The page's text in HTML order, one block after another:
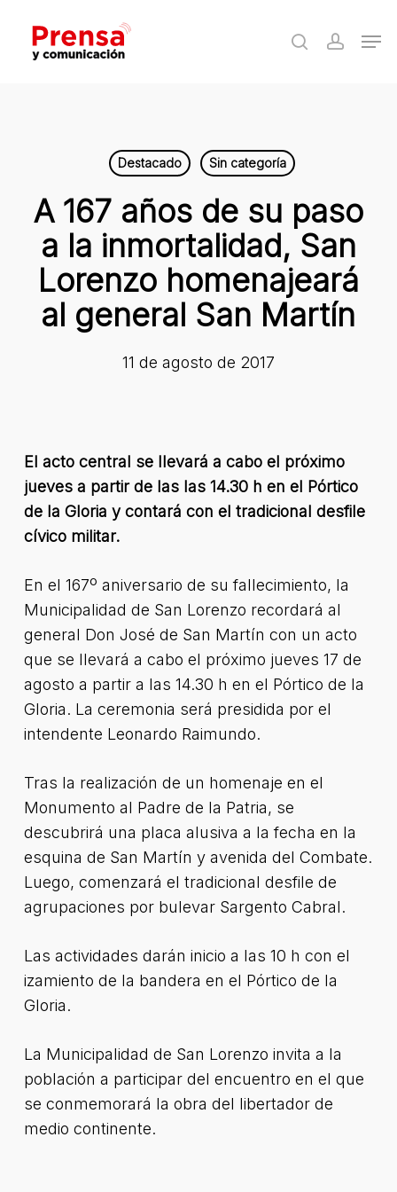
main
search
Destacado Sin categoría
A 167 años de su paso
a la inmortalidad, San
Lorenzo homenajeará
al general San Martín
11 de agosto de 2017
El acto central se llevará a cabo el próximo
jueves a partir de las las 14.30 h en el Pórtico
de la Gloria y contará con el tradicional desfile
cívico militar.
En el 167º aniversario de su fallecimiento, la
Municipalidad de San Lorenzo recordará al
general Don José de San Martín con un acto
que se llevará a cabo el próximo jueves 17 de
agosto a partir a las 14.30 h en el Pórtico de la
Gloria. La ceremonia será presidida por el
intendente Leonardo Raimundo.
Tras la realización de un homenaje en el
Monumento al Padre de la Patria, se
descubrirá una placa alusiva a la fecha en la
esquina de San Martín y avenida del Combate.
Luego, comenzará el tradicional desfile de
agrupaciones por bulevar Sargento Cabral.
Las actividades darán inicio a las 10 h con el
izamiento de la bandera en el Pórtico de la
Gloria.
La Municipalidad de San Lorenzo invita a la
población a participar del encuentro en el que
se conmemorará la obra del libertador de
medio continente.